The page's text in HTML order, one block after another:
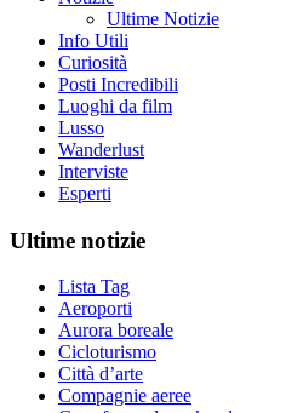
Ultime Notizie
Info Utili
Curiosità
Posti Incredibili
Luoghi da film
Lusso
Wanderlust
Interviste
Esperti
Ultime notizie
Lista Tag
Aeroporti
Aurora boreale
Cicloturismo
Città d’arte
Compagnie aeree